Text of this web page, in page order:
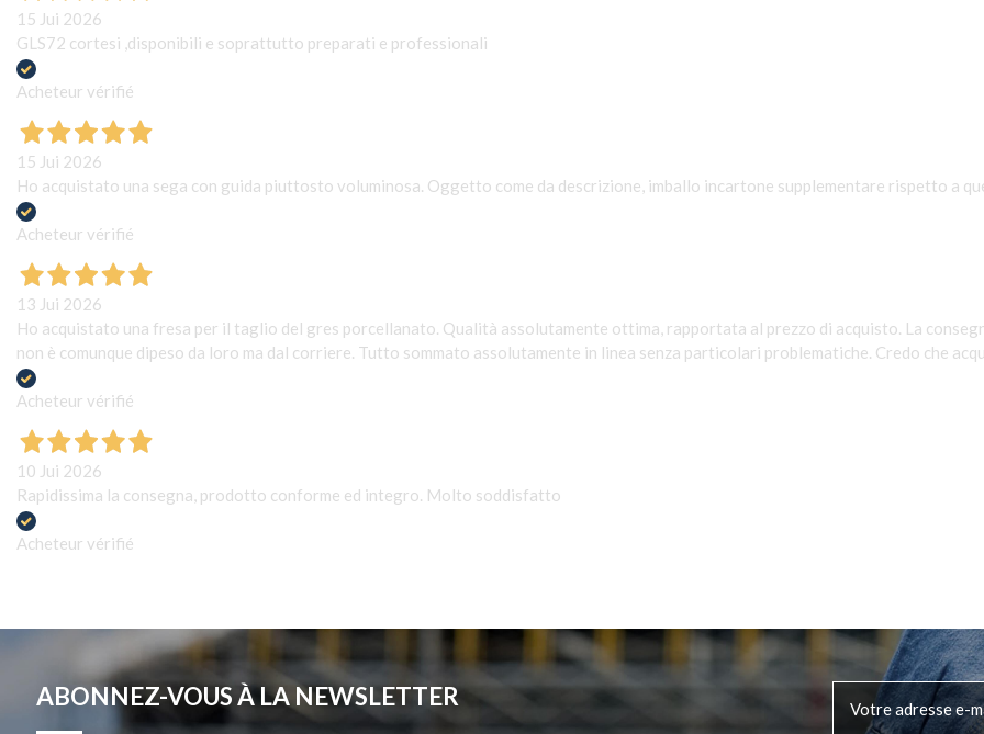
15 Jui 2026
GLS72 cortesi ,disponibili e soprattutto preparati e professionali
Acheteur vérifié
15 Jui 2026
Ho acquistato una sega con guida piuttosto voluminosa. Oggetto come da descrizione, imballo incartone supplementare rispetto a
Acheteur vérifié
13 Jui 2026
Ho acquistato una fresa per il taglio del gres porcellanato. Qualità assolutamente ottima, rapportata al prezzo di acquisto. La
non è comunque dipeso da loro ma dal corriere. Tutto sommato assolutamente in linea senza particolari problematiche. Credo che
Acheteur vérifié
10 Jui 2026
Rapidissima la consegna, prodotto conforme ed integro. Molto soddisfatto
Acheteur vérifié
ABONNEZ-VOUS À LA NEWSLETTER